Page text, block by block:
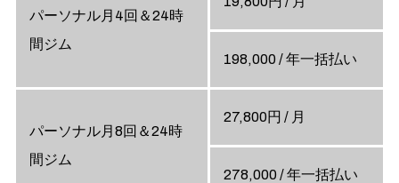
パーソナル月4回＆24時
間ジム
198,000 / 年一括払い
パーソナル月8回＆24時
間ジム
27,800円 / 月
278,000 / 年一括払い